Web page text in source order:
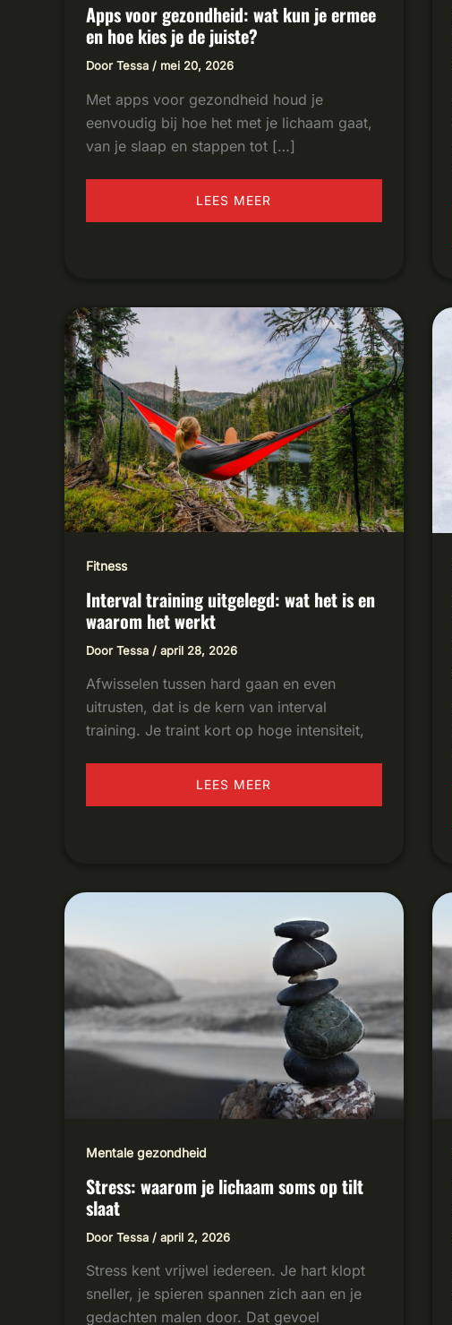
Apps voor gezondheid: wat kun je ermee
en hoe kies je de juiste?
DoorTessa / mei 20, 2026
Met apps voor gezondheid houd je
eenvoudig bij hoe het met je lichaam gaat,
van je slaap en stappen tot […]
LEES MEER
Fitness
Interval training uitgelegd: wat het is en
waarom het werkt
DoorTessa / april 28, 2026
Afwisselen tussen hard gaan en even
uitrusten, dat is de kern van interval
training. Je traint kort op hoge intensiteit,
INTERVAL
TRAINING
UITGELEGD:
HET
EN
WAAROM
HET
WERKT
LEES MEER
Mentale gezondheid
Stress: waarom je lichaam soms op tilt
slaat
DoorTessa / april 2, 2026
Stress kent vrijwel iedereen. Je hart klopt
sneller, je spieren spannen zich aan en je
gedachten malen door. Dat gevoel
STRESS:
SLAAT